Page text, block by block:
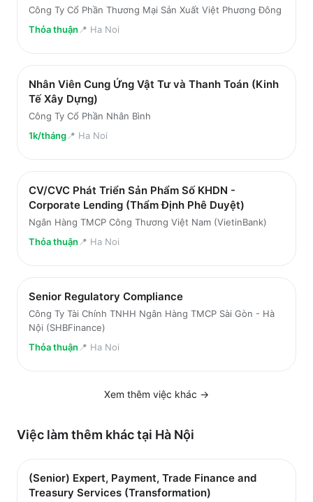
Công Ty Cổ Phần Thương Mại Sản Xuất Việt Phương Đông
Thỏa thuận 📍 Ha Noi
Nhân Viên Cung Ứng Vật Tư và Thanh Toán (Kinh
Tế Xây Dựng)
Công Ty Cổ Phần Nhân Bình
1k/tháng📍 Ha Noi
CV/CVC Phát Triển Sản Phẩm Số KHDN -
Corporate Lending (Thẩm Định Phê Duyệt)
Ngân Hàng TMCP Công Thương Việt Nam (VietinBank)
Thỏa thuận 📍 Ha Noi
Senior Regulatory Compliance
Công Ty Tài Chính TNHH Ngân Hàng TMCP Sài Gòn - Hà
Nội (SHBFinance)
Thỏa thuận 📍 Ha Noi
Xem thêm việc khác →
Việc làm thêm khác tại Hà Nội
(Senior) Expert, Payment, Trade Finance and
Treasury Services (Transformation)